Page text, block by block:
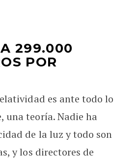
299.000
POR
es ante todo lo
una teoría. Nadie ha
de la luz y todo son
y los directores de